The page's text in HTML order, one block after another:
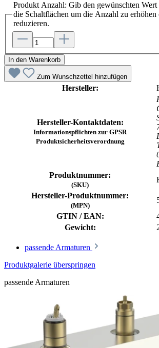
Produkt Anzahl: Gib den gewünschten Wert
die Schaltflächen um die Anzahl zu erhöhen
reduzieren.
In den Warenkorb
Zum Wunschzettel hinzufügen
Hersteller:
Hersteller-Kontaktdaten:
Informationspflichten zur GPSR
Produktsicherheitsverordnung
Produktnummer:
(SKU)
Hersteller-Produktnummer:
(MPN)
GTIN / EAN:
Gewicht:
passende Armaturen
Produktgalerie überspringen
passende Armaturen